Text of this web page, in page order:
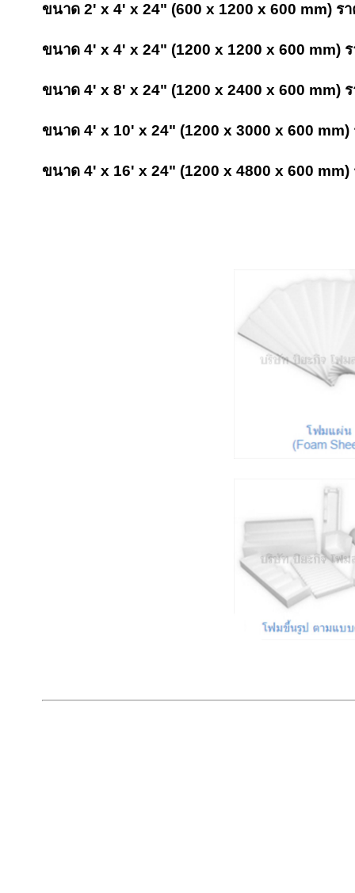
ขนาด 2' x 4' x 24" (600 x 1200 x 600 mm) ร
ขนาด 4' x 4' x 24" (1200 x 1200 x 600 mm)
ขนาด 4' x 8' x 24" (1200 x 2400 x 600 mm)
ขนาด 4' x 10' x 24" (1200 x 3000 x 600
ขนาด 4' x 16' x 24" (1200 x 4800 x 600 mm)